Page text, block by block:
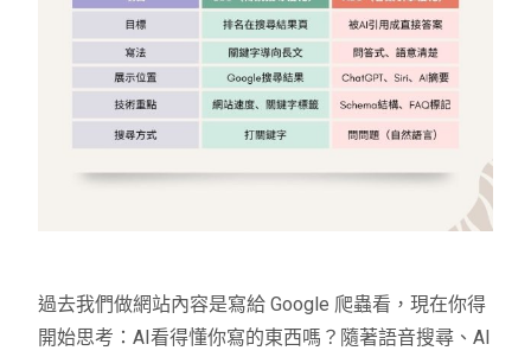
過去我們做網站內容是寫給 Google 爬蟲看，現在你得
開始思考：AI看得懂你寫的東西嗎？隨著語音搜尋、AI